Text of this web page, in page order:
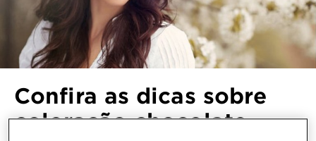
Confira as dicas sobre
coloração chocolate